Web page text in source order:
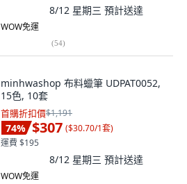
8/12 星期三 預計送達
WOW免運
(54)
minhwashop 布料蠟筆 UDPAT0052,
15色, 10套
首購折扣價$1,191
74% $307 ($30.70/1套)
運費 $195
8/12 星期三 預計送達
WOW免運